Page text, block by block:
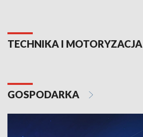
TECHNIKA I MOTORYZACJA
GOSPODARKA